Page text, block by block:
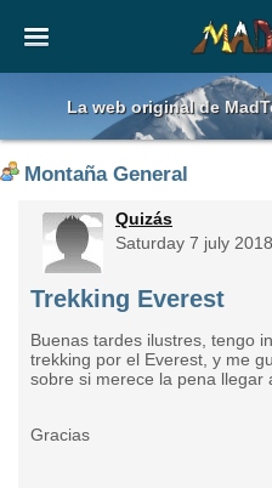
La web original de
Montaña General
Quizás
Saturday 7 july
Trekking Everest
Buenas tardes ilustres, tengo
trekking por el Everest, y me
sobre si merece la pena llegar
Gracias